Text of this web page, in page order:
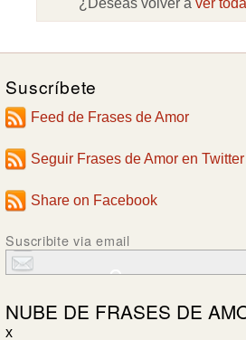
Suscríbete
Feed de Frases de Amor
Seguir Frases de Amor en Twitter
Share on Facebook
Suscribite via email
NUBE DE FRASES DE
x